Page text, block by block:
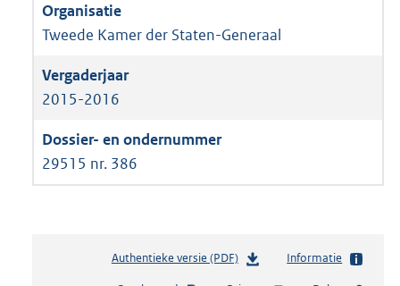
Tweede Kamer der Staten-Generaal
2015-2016
29515 nr. 386
Authentieke versie (PDF)b
Informatie